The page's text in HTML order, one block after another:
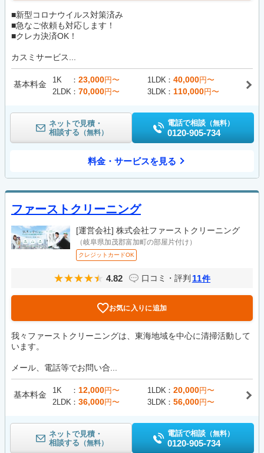
■新型コロナウイルス対策済み
■急なご依頼も対応します！
■クレカ決済OK！
カスミサービス...
基本料金 1K 23,000円〜 1LDK 40,000円〜
2LDK
70,000円〜 3LDK 110,000円〜
ネットで見積・
相談する （無料）
電話で相談 （無料）
0120-905-734
料金・サービスを見る
ファーストクリーニング
[運営会社] 株式会社ファーストクリーニング
（岐阜県加茂郡富加町の部屋片付け）
クレジットカードOK
4.82 口コミ・評判 11件
お気に入りに追加
我々ファーストクリーニングは、東海地域を中心に清掃活動して
います。
メール、電話等でお問い合...
基本料金 1K 12,000円〜 1LDK 20,000円〜
2LDK
36,000円〜 3LDK 56,000円〜
ネットで見積・
相談する （無料）
電話で相談 （無料）
0120-905-734